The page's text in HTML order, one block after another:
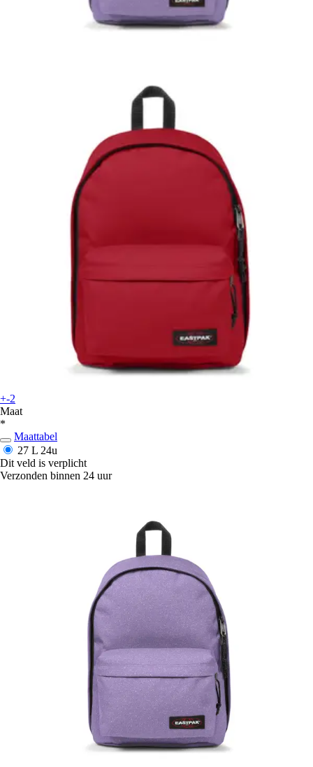
+-2
Maat
*
Maattabel
27 L 24u
Dit veld is verplicht
Verzonden binnen 24 uur